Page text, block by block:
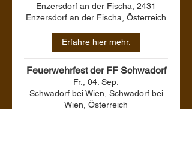
Enzersdorf an der Fischa, 2431
Enzersdorf an der Fischa, Österreich
Erfahre hier mehr.
Feuerwehrfest der FF Schwadorf
Fr., 04. Sep.
Schwadorf bei Wien, Schwadorf bei
Wien, Österreich